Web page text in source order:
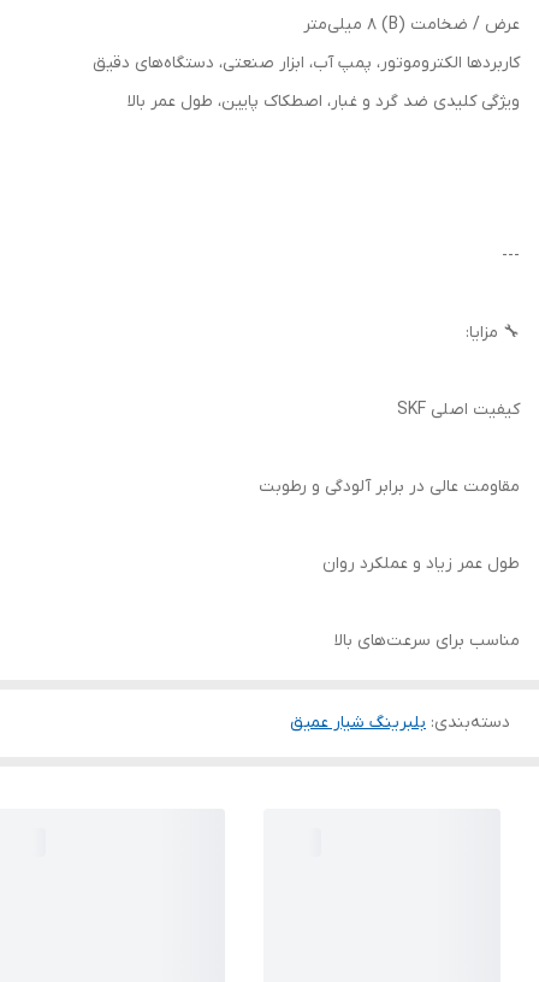
عرض / ضخامت (B) 8 میلی‌متر
کاربردها الکتروموتور، پمپ آب، ابزار صنعتی، دستگاه‌های دقیق
ویژگی کلیدی ضد گرد و غبار، اصطکاک پایین، طول عمر بالا
---
🔧 مزایا:
کیفیت اصلی SKF
مقاومت عالی در برابر آلودگی و رطوبت
طول عمر زیاد و عملکرد روان
مناسب برای سرعت‌های بالا
دسته‌بندی: بلبرینگ شیار عمیق